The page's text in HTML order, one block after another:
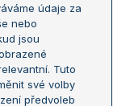
údaje za
nebo
jsou
Tuto
své volby
předvoleb